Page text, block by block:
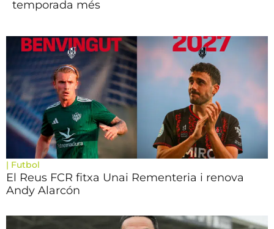
temporada més
| Futbol
El Reus FCR fitxa Unai Rementeria i renova
Andy Alarcón